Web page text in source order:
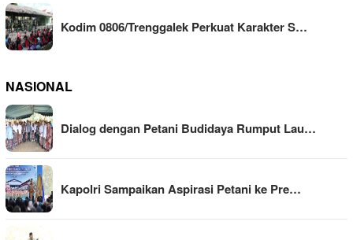
Kodim 0806/Trenggalek Perkuat Karakter S…
NASIONAL
Dialog dengan Petani Budidaya Rumput Lau…
Kapolri Sampaikan Aspirasi Petani ke Pre…